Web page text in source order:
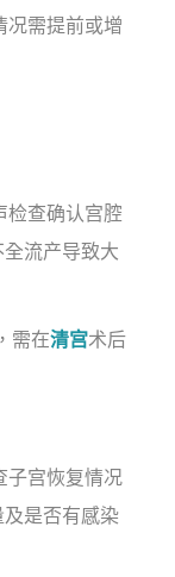
况需提前或增
查确认宫腔
流产导致大
需在清宫术后
宫恢复情况
及是否有感染